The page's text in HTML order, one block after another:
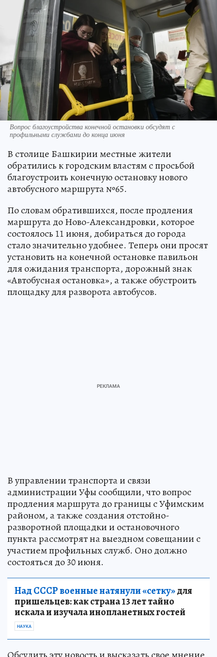
профильными службами до конца июня
В столице Башкирии местные жители
обратились к городским властям с просьбой
благоустроить конечную остановку нового
автобусного маршрута №65.
По словам обратившихся, после продления
маршрута до Ново-Александровки, которое
состоялось 11 июня, добираться до города
стало значительно удобнее. Теперь они просят
установить на конечной остановке павильон
для ожидания транспорта, дорожный знак
«Автобусная остановка», а также обустроить
В управлении транспорта и связи
администрации Уфы сообщили, что вопрос
продления маршрута до границы с Уфимским
районом, а также создания отстойно-
разворотной площадки и остановочного
пункта рассмотрят на выездном совещании с
участием профильных служб. Оно должно
состояться до 30 июня.
Над СССР военные натянули «сетку» для
пришельцев: как страна 13 лет тайно
искала и изучала инопланетных гостей